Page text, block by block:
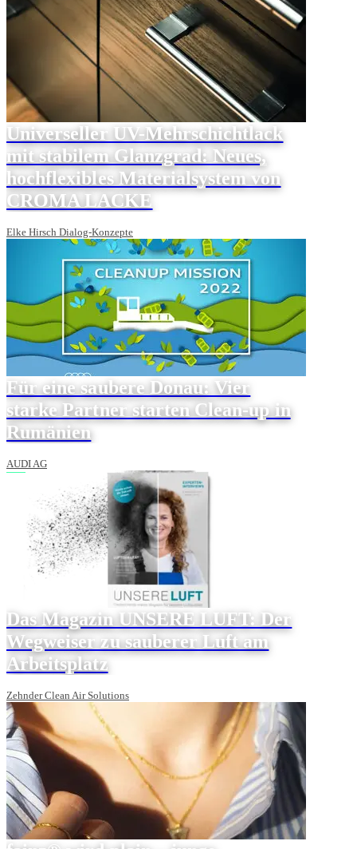
Universeller UV-Mehrschichtlack
mit stabilem Glanzgrad: Neues,
hochflexibles Materialsystem von
CROMA LACKE
Elke Hirsch Dialog-Konzepte
Für eine saubere Donau: Vier
starke Partner starten Clean-up in
Rumänien
AUDI AG
Das Magazin UNSERE LUFT: Der
Wegweiser zu sauberer Luft am
Arbeitsplatz
Zehnder Clean Air Solutions